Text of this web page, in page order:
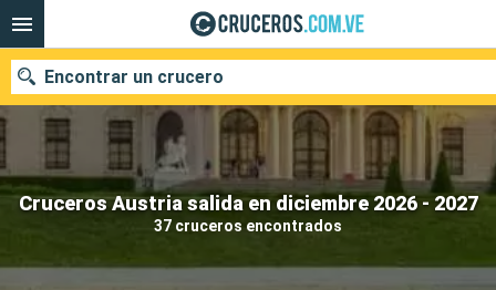
Cruceros Austria salida en diciembre 2026 - 2027
37 cruceros encontrados
Encontrar un crucero
Nuestros destinos